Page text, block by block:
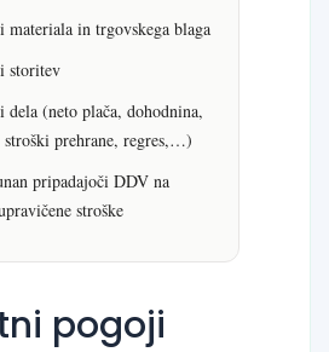
materiala in trgovskega blaga
storitev
dela (neto plača, dohodnina,
prehrane, regres,…)
pripadajoči DDV na
stroške
pogoji